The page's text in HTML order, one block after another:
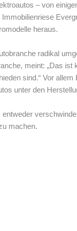
– von
heraus.
radikal
meint: „Das
sind.“ Vor
unter den
machen.